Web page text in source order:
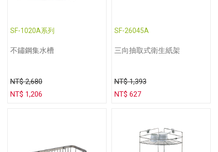
SF-1020A系列
不鏽鋼集水槽
NT$ 2,680
NT$ 1,206
SF-26045A
三向抽取式衛生紙架
NT$ 1,393
NT$ 627